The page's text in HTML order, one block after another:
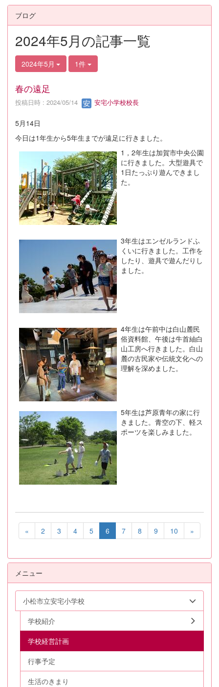
ブログ
2024年5月の記事一覧
2024年5月 1件
春の遠足
投稿日時 : 2024/05/14 安宅小学校校長
5月14日
今日は1年生から5年生までが遠足に行きました。
1，2年生は加賀市中央公園
に行きました。大型遊具で
1日たっぷり遊んできまし
た。
3年生はエンゼルランドふ
くいに行きました。工作を
したり、遊具で遊んだりし
ました。
4年生は午前中は白山麓民
俗資料館、午後は牛首紬白
山工房へ行きました。白山
麓の古民家や伝統文化への
理解を深めました。
5年生は芦原青年の家に行
きました。青空の下、軽ス
ポーツを楽しみました。
« 2 3 4 5 6 7 8 9 10 »
メニュー
小松市立安宅小学校
学校紹介
学校経営計画
行事予定
生活のきまり